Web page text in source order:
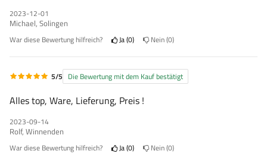
2023-12-01
Michael, Solingen
War diese Bewertung hilfreich? Ja 0 Nein 0
5/5 Die Bewertung mit dem Kauf bestätigt
Alles top, Ware, Lieferung, Preis !
2023-09-14
Rolf, Winnenden
War diese Bewertung hilfreich? Ja 0 Nein 0